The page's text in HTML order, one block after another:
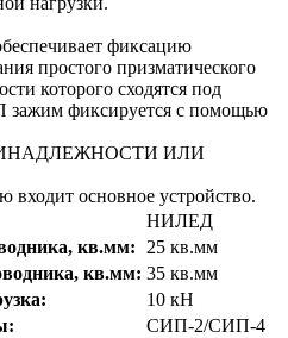
фиксацию
простого призматического
которого сходятся под
фиксируется с помощью
ИЛИ
входит основное устройство.
НИЛЕД
кв.мм:
25 кв.мм
кв.мм: 35 кв.мм
10 кН
СИП-2/СИП-4